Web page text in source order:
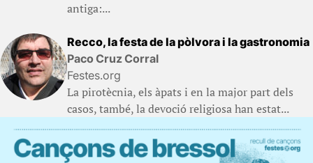
antiga:...
Recco, la festa de la pòlvora i la gastronomia
Paco Cruz Corral
Festes.org
La pirotècnia, els àpats i en la major part dels
casos, també, la devoció religiosa han estat...